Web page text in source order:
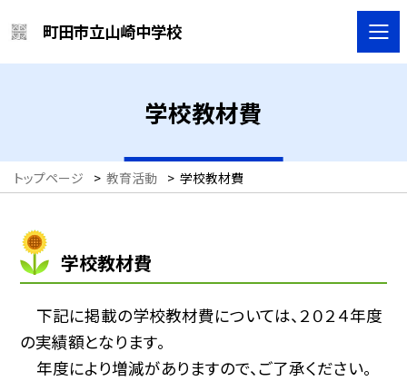
町田市立山崎中学校
学校教材費
トップページ > 教育活動 > 学校教材費
学校教材費
下記に掲載の学校教材費については、２０２４年度
の実績額となります。
年度により増減がありますので、ご了承ください。